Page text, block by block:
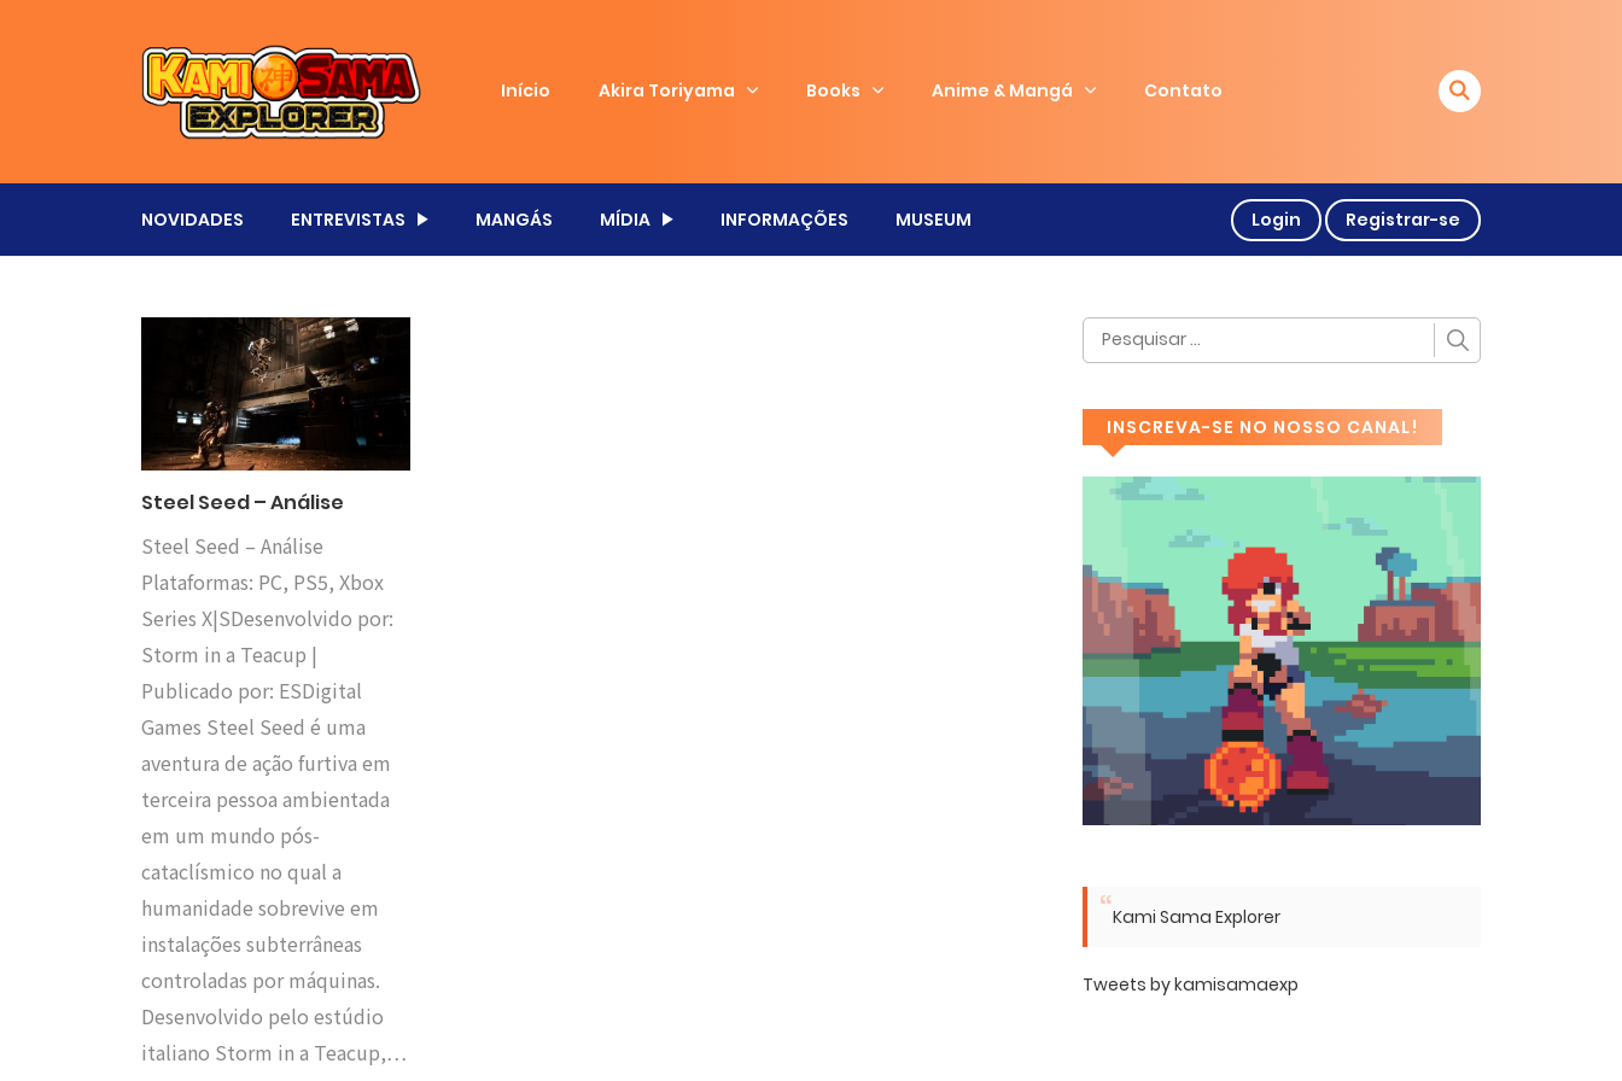
Início Akira Toriyama Books Anime & Mangá Contato
NOVIDADES ENTREVISTAS MANGÁS MÍDIA INFORMAÇÕES MUSEUM Login Registrar-se
Steel Seed – Análise
Steel Seed – Análise
Plataformas: PC, PS5, Xbox
Series X|SDesenvolvido por:
Storm in a Teacup |
Publicado por: ESDigital
Games Steel Seed é uma
aventura de ação furtiva em
terceira pessoa ambientada
em um mundo pós-
cataclísmico no qual a
humanidade sobrevive em
instalações subterrâneas
controladas por máquinas.
Desenvolvido pelo estúdio
italiano Storm in a Teacup,…
INSCREVA-SE NO NOSSO CANAL!
Kami Sama Explorer
Tweets by kamisamaexp